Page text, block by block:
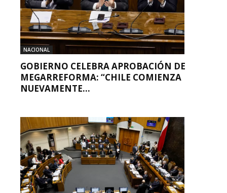
NACIONAL
GOBIERNO CELEBRA APROBACIÓN DE
MEGARREFORMA: “CHILE COMIENZA
NUEVAMENTE...